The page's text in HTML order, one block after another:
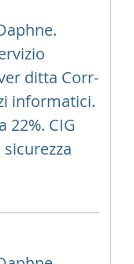
ditta Corr-
informatici.
22%. CIG